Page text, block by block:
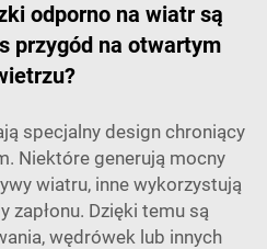
odporno na wiatr są
przygód na otwartym
specjalny design chroniący
Niektóre generują mocny
wiatru, inne wykorzystują
zapłonu. Dzięki temu są
wędrówek lub innych